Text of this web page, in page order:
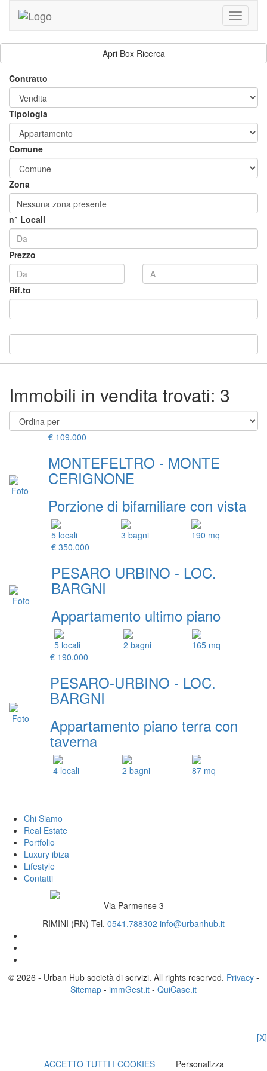
Toggle
Apri Box Ricerca
Contratto
Tipologia
Comune
Zona
Nessuna zona presente
n° Locali
Prezzo
Rif.to
Immobili in vendita trovati: 3
€ 109.000
MONTEFELTRO - MONTE
CERIGNONE
Porzione di bifamiliare con vista
5 locali 3 bagni
190 mq
€ 350.000
PESARO URBINO - LOC.
BARGNI
Appartamento ultimo piano
5 locali 2 bagni
165 mq
€ 190.000
PESARO-URBINO - LOC.
BARGNI
Appartamento piano terra con
taverna
4 locali 2 bagni 87 mq
Chi Siamo
Real Estate
Portfolio
Luxury ibiza
Lifestyle
Contatti
Via Parmense 3
RIMINI (RN) Tel. 0541.788302 info@urbanhub.it
© 2026 - Urban Hub società di servizi. All rights reserved. Privacy-
Sitemap - immGest.it - QuiCase.it
[X]
ACCETTO TUTTI I COOKIES
Personalizza